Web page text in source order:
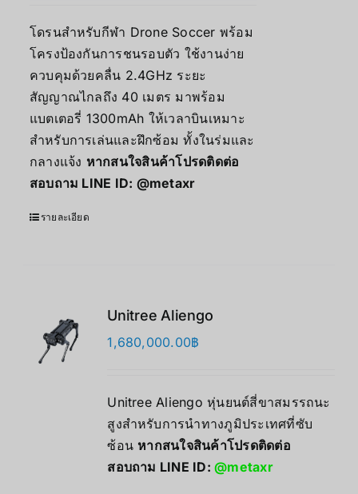
โดรนสำหรับกีฬา Drone Soccer พร้อม
โครงป้องกันการชนรอบตัว ใช้งานง่าย
ควบคุมด้วยคลื่น 2.4GHz ระยะ
สัญญาณไกลถึง 40 เมตร มาพร้อม
แบตเตอรี่ 1300mAh ให้เวลาบินเหมาะ
สำหรับการเล่นและฝึกซ้อม ทั้งในร่มและ
กลางแจ้ง หากสนใจสินค้าโปรดติดต่อ
สอบถาม LINE ID: @metaxr
รายละเอียด
Unitree Aliengo
1,680,000.00฿
Unitree Aliengo หุ่นยนต์สี่ขาสมรรถนะ
สูงสำหรับการนำทางภูมิประเทศที่ซับ
ซ้อน หากสนใจสินค้าโปรดติดต่อ
สอบถาม LINE ID:@metaxr